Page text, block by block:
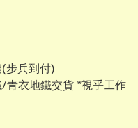
步兵到付)
青衣地鐵交貨 *視乎工作